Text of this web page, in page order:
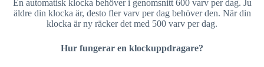
En automatisk klocka behöver i genomsnitt 600 varv per dag. Ju
äldre din klocka är, desto fler varv per dag behöver den. När din
klocka är ny räcker det med 500 varv per dag.
Hur fungerar en klockuppdragare?